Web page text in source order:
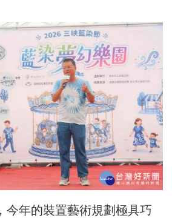
今年的裝置藝術規劃極具巧